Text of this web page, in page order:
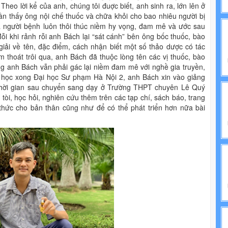
TRỊ
PHÁP LUẬT
lời kể của anh, chúng tôi đuợc biết, anh sinh ra, lớn lên ở
thấy ông nội chế thuốc và chữa khỏi cho bao nhiêu người bị
bệnh luôn thôi thúc niềm hy vọng, đam mê và ước sau
khi rảnh rỗi anh Bách lại “sát cánh” bên ông bốc thuốc, bào
về tên, đặc điểm, cách nhận biết một số thảo dược có tác
thoát trôi qua, anh Bách đã thuộc lòng tên các vị thuốc, bào
Bách vẫn phải gác lại niềm đam mê với nghề gia truyền,
xong Đại học Sư phạm Hà Nội 2, anh Bách xin vào giảng
gian sau chuyển sang dạy ở Trường THPT chuyên Lê Quý
học hỏi, nghiên cứu thêm trên các tạp chí, sách báo, trang
cho bản thân cũng như để có thể phát triển hơn nữa bài